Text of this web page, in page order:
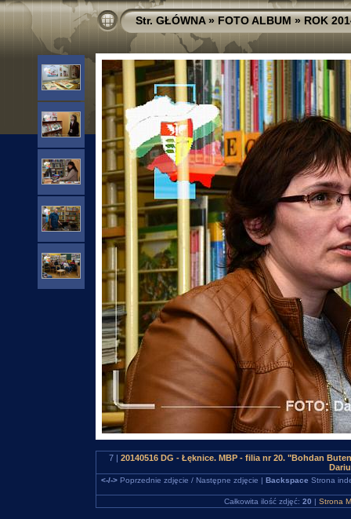
Str. GŁÓWNA»FOTO ALBUM»ROK
7 | 20140516 DG - Łęknice. MBP - filia nr 20. "Bohdan
<-/->Poprzednie zdjęcie / Następne zdjęcie | Backspace Strona
Całkowita ilość zdjęć: 20 | Strona